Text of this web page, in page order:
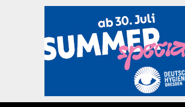
Cookies management panel